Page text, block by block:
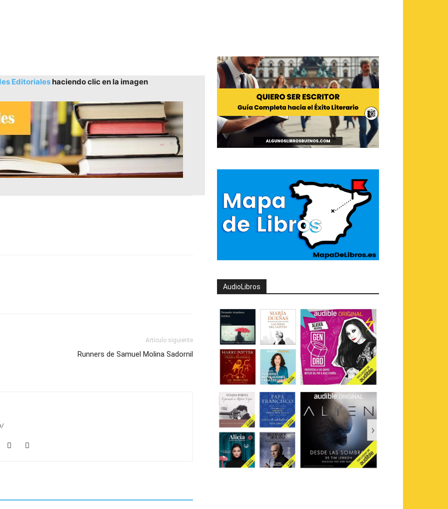
Editorialeshaciendo clic en la imagen
Artículo siguiente
Runners de Samuel Molina Sadornil
AudioLibros